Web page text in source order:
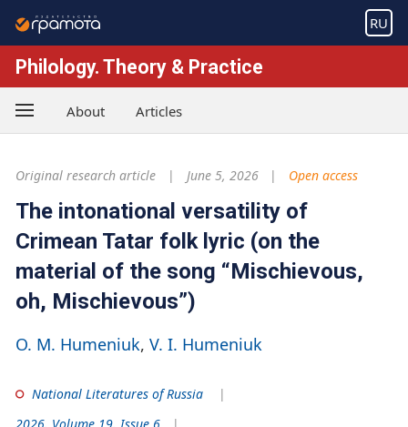
RU
Philology. Theory & Practice
About Articles
Original research article June 5, 2026 Open access
The intonational versatility of
Crimean Tatar folk lyric (on the
material of the song “Mischievous,
oh, Mischievous”)
O. M. Humeniuk V. I. Humeniuk
National Literatures of Russia